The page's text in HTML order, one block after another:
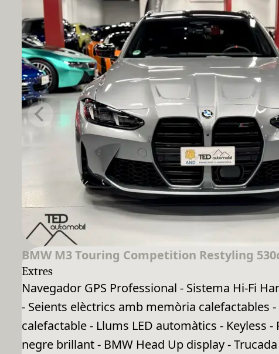
BMW M3 Touring Competition Restyling
Extres
Navegador GPS Professional - Sistema Hi-Fi
- Seients elèctrics amb memòria calefactables
calefactable - Llums LED automàtics - Keyless
negre brillant - BMW Head Up display -